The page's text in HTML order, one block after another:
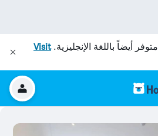
متوفر أيضاً باللغة الإنجليزية.Visit